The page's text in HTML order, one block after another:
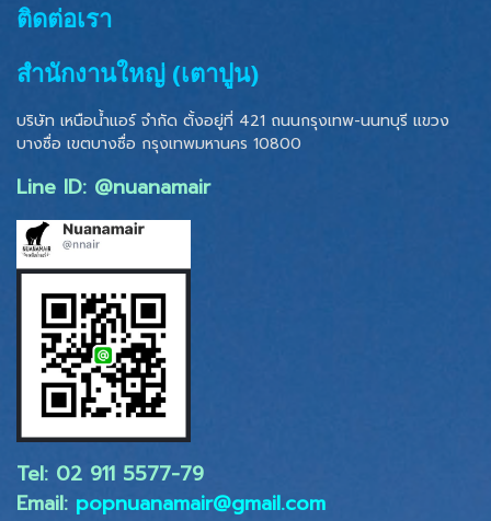
ติดต่อเรา
สำนักงานใหญ่ (เตาปูน)
บริษัท เหนือน้ำแอร์ จำกัด ตั้งอยู่ที่ 421 ถนนกรุงเทพ-นนทบุรี แขวง
บางซื่อ เขตบางซื่อ กรุงเทพมหานคร 10800
Line ID: @nuanamair
Tel: 02 ​911 5577-79
Email: popnuanamair@gmail.com